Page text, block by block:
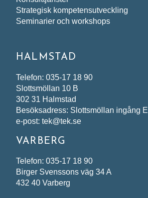
Strategisk kompetensutveckling
Seminarier och workshops
HALMSTAD
Telefon: 035-17 18 90
Slottsmöllan 10 B
302 31 Halmstad
Besöksadress: Slottsmöllan ingång E
e-post: tek@tek.se
VARBERG
Telefon: 035-17 18 90
Birger Svenssons väg 34 A
432 40 Varberg